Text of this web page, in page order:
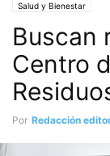
Salud y Bienestar
Buscan
Centro
Por Redacción